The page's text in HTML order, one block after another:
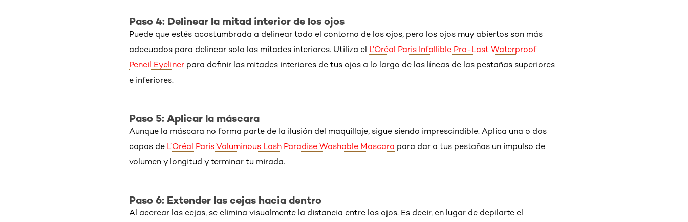
Paso 4: Delinear la mitad interior de los ojos
Puede que estés acostumbrada a delinear todo el contorno de los ojos, pero los ojos muy abiertos son más
adecuados para delinear solo las mitades interiores. Utiliza el L’Oréal Paris Infallible Pro-Last Waterproof
Pencil Eyeliner para definir las mitades interiores de tus ojos a lo largo de las líneas de las pestañas superiores
e inferiores.
Paso 5: Aplicar la máscara
Aunque la máscara no forma parte de la ilusión del maquillaje, sigue siendo imprescindible. Aplica una o dos
capas de L’Oréal Paris Voluminous Lash Paradise Washable Mascara para dar a tus pestañas un impulso de
volumen y longitud y terminar tu mirada.
Paso 6: Extender las cejas hacia dentro
Al acercar las cejas, se elimina visualmente la distancia entre los ojos. Es decir, en lugar de depilarte el